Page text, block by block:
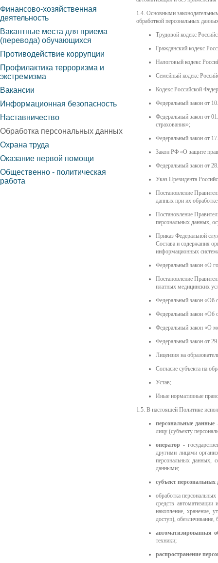
1.4. Основными
обработкой персональных
Трудовой кодекс
Гражданский кодекс
Налоговый кодекс
Семейный кодекс
Кодекс Российской
Федеральный закон от
Федеральный закон от
страхования»;
Федеральный закон от
Закон РФ «О защите
Федеральный закон от
Указ Президента
Постановление
данных при их
Постановление
персональных данных,
Приказ Федеральной
Состава и содержания
информационных
Федеральный закон «О
Постановление
платных медицинских
Федеральный закон «Об
Федеральный закон «Об
Федеральный закон «О
Федеральный закон от
Лицензия на
Согласие субъекта на
Устав;
Иные нормативные
1.5. В настоящей Политике
персональные данные
лицу (субъекту
оператор -
другими лицами
персональных данных,
данными;
субъект
обработка
средств
накопление, хранение,
доступ),
автоматизированная
техники;
распространение
Финансово-хозяйственная
деятельность
Вакантные места для приема
(перевода) обучающихся
Противодействие коррупции
Профилактика терроризма и
экстремизма
Вакансии
Информационная безопасность
Наставничество
Обработка персональных данных
Охрана труда
Оказание первой помощи
Общественно - политическая
работа